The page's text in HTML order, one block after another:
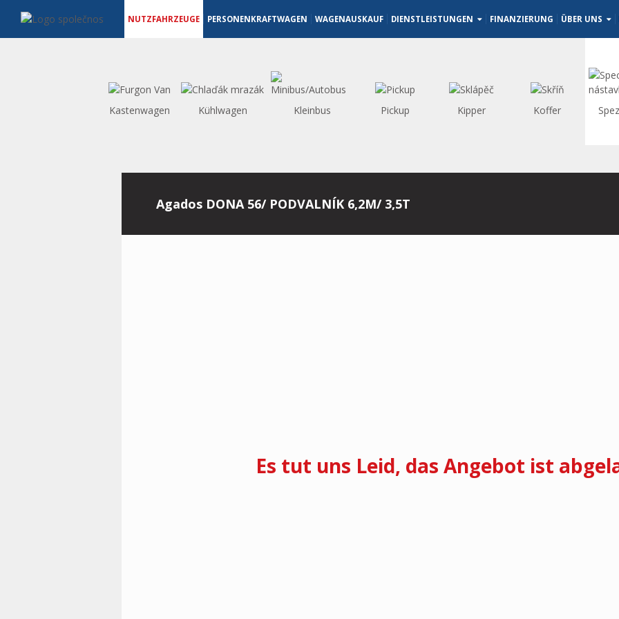
NUTZFAHRZEUGE PERSONENKRAFTWAGEN WAGENAUSKAUF DIENSTLEISTUNGEN FINANZIERUNG ÜBER UNS
Kastenwagen Kühlwagen Kleinbus Pickup Kipper Koffer
Agados DONA 56/ PODVALNÍK 6,2M/ 3,5T
Es tut uns Leid, das Angebot ist